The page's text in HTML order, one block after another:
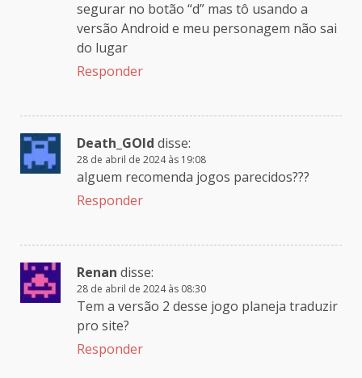
segurar no botão “d” mas tô usando a
versão Android e meu personagem não sai
do lugar
Responder
Death_GOld disse:
28 de abril de 2024 às 19:08
alguem recomenda jogos parecidos???
Responder
Renan disse:
28 de abril de 2024 às 08:30
Tem a versão 2 desse jogo planeja traduzir
pro site?
Responder